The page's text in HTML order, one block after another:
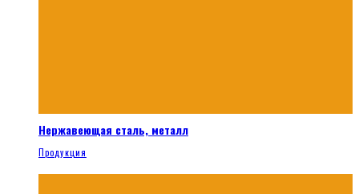
Нержавеющая сталь, металл
Продукция